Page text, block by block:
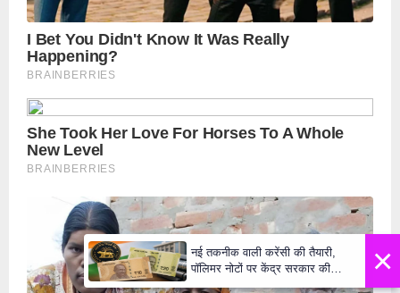
×
नई तकनीक वाली करेंसी की तैयारी,
पॉलिमर नोटों पर केंद्र सरकार की
मुहर,जल्द बाजार में दिखेंगे प्लास्टिक के